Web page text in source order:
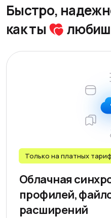
Быстро,
как ты
Только на платных
Облачная
профилей,
расширений